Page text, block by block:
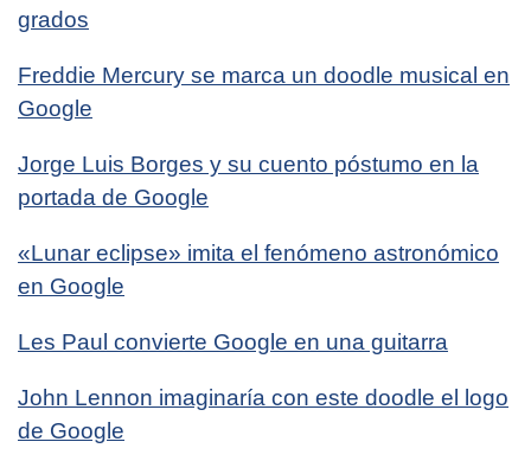
grados
Freddie Mercury se marca un doodle musical en
Google
Jorge Luis Borges y su cuento póstumo en la
portada de Google
«Lunar eclipse» imita el fenómeno astronómico
en Google
Les Paul convierte Google en una guitarra
John Lennon imaginaría con este doodle el logo
de Google